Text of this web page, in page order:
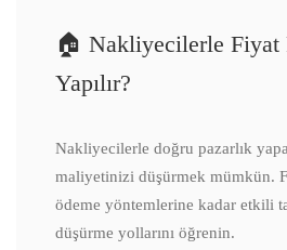
🏠 Nakliyecilerle Fiyat
Yapılır?
Nakliyecilerle doğru pazarlık
maliyetinizi düşürmek mümkün.
ödeme yöntemlerine kadar etkili
düşürme yollarını öğrenin.